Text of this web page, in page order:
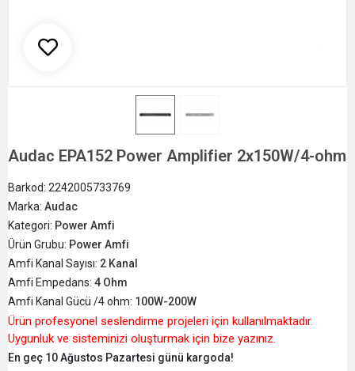
Audac EPA152 Power Amplifier 2x150W/4-ohm
Barkod: 2242005733769
Marka: Audac
Kategori: Power Amfi
Ürün Grubu: Power Amfi
Amfi Kanal Sayısı: 2 Kanal
Amfi Empedans: 4 Ohm
Amfi Kanal Gücü /4 ohm: 100W-200W
Ürün profesyonel seslendirme projeleri için kullanılmaktadır.
Uygunluk ve sisteminizi oluşturmak için bize yazınız.
En geç 10 Ağustos Pazartesi günü kargoda!